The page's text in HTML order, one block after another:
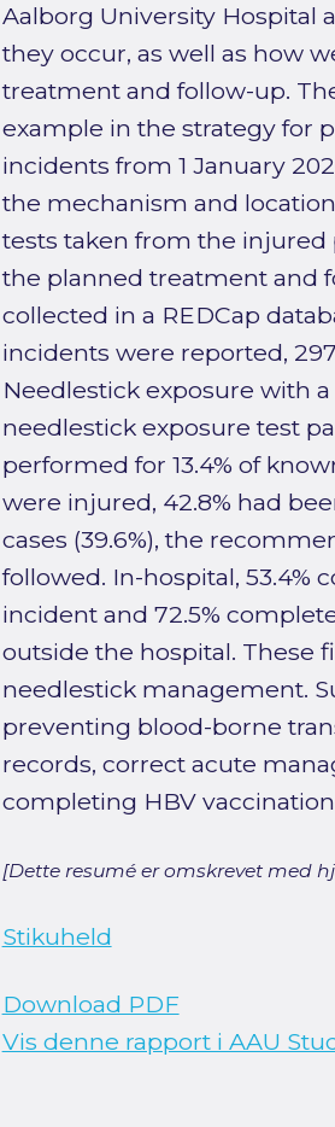
Aalborg University Hospital
they occur, as well as how
treatment and follow-up.
example in the strategy for
incidents from 1 January
the mechanism and
tests taken from the injured
the planned treatment and
collected in a REDCap
incidents were reported,
Needlestick exposure with
needlestick exposure test
performed for 13.4% of
were injured, 42.8% had
cases (39.6%), the
followed. In-hospital, 53.4%
incident and 72.5%
outside the hospital. These
needlestick management.
preventing blood-borne
records, correct acute
completing HBV
[Dette resumé er omskrevet med
Stikuheld
Download PDF
Vis denne rapport i AAU